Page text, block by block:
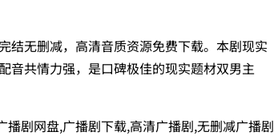
结无删减，高清音质资源免费下载。本剧现实
音共情力强，是口碑极佳的现实题材双男主
播剧网盘,广播剧下载,高清广播剧,无删减广播剧